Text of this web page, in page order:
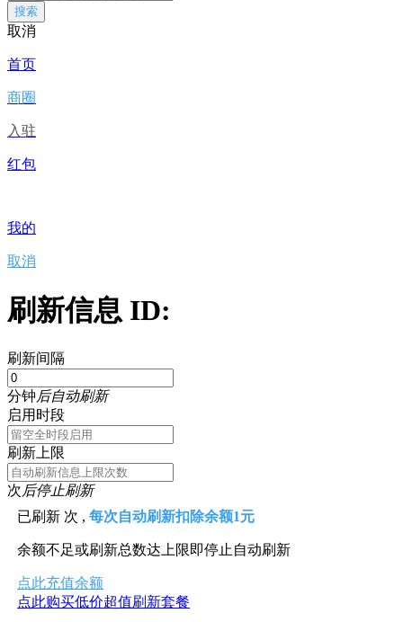
搜索
取消
首页
商圈
入驻
红包
我的
取消
刷新信息 ID:
刷新间隔
分钟后自动刷新
启用时段
刷新上限
次后停止刷新
已刷新 次 ,每次自动刷新扣除余额1元
余额不足或刷新总数达上限即停止自动刷新
点此充值余额
点此购买低价超值刷新套餐